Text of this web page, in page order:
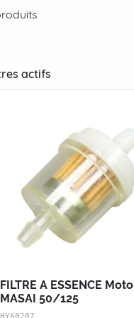
actifs
FILTRE A ESSENCE Moto
MASAI 50/125